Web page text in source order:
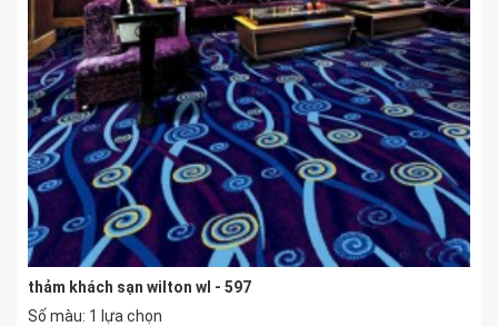
thảm khách sạn wilton wl - 597
Số màu: 1 lựa chọn